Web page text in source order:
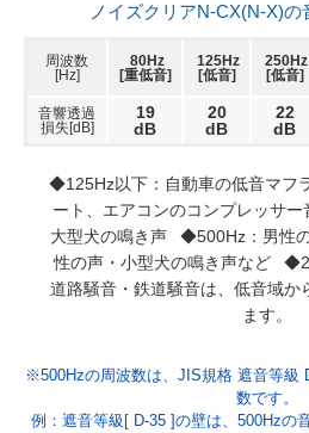
ノイズクリアN-CX(N-X)の
周波数
[Hz]
80Hz
[重低音]
125Hz
[低音]
250Hz
[低音]
音響透過
損失[dB]
19
dB
20
dB
22
dB
◆125Hz以下：自動車の低音マフ
ート、エアコンのコンプレッサ
大型犬の鳴き声 ◆500Hz：男性
性の声・小型犬の鳴き声など
道路騒音・鉄道騒音は、低音域か
ます。
※500Hzの周波数は、JIS規格 遮音等級
数です。
例：遮音等級[ D-35 ]の壁は、500Hzの